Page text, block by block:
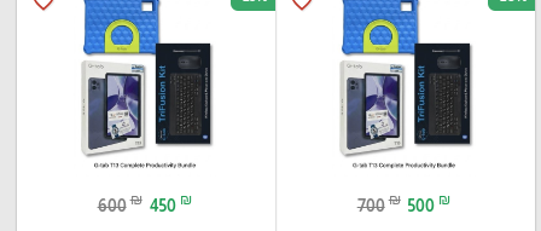
700 ₪ 500 ₪
600 ₪ 450 ₪